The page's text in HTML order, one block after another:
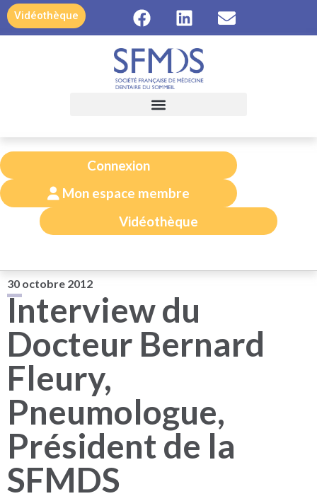
principal
Vidéothèque
Connexion
Mon espace membre
Vidéothèque
30 octobre 2012
Interview du
Docteur Bernard
Fleury,
Pneumologue,
Président de la
SFMDS